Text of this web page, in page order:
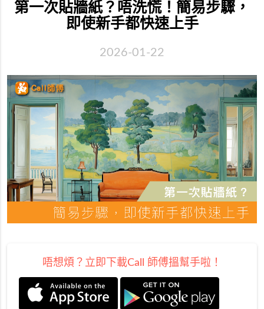
第一次貼牆紙？唔洗慌！簡易步驟，
即使新手都快速上手
2026-01-22
唔想煩？立即下載Call 師傅搵幫手啦！